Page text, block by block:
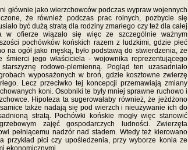
głównie jako wierzchowców podczas wypraw wojennych
że również podczas prac rolnych, pozbycie się
być dużą stratą dla rodziny zmarłego czy też dla całej
w ofierze wiązało się więc ze szczególnie ważnym
pochówków końskich razem z ludzkimi, gdzie płeć
na ogół jako męską, było podstawą do stwierdzenia, że
śmierci jego właściciela - wojownika reprezentującego
rodowo-plemienną. Pogląd ten uzasadniało
wyposażonych w broń, gdzie kosztowne zwierzę
Lecz przeciwko tej koncepcji przemawiają zmiany
koni. Osobniki te były mniej sprawne ruchowo i
Hipoteza ta sugerowałaby również, że jeżdżono
także nadają się pod wierzch i nieużywanie ich do
stratą. Pochówki końskie mogły więc stanowić
zajęć gospodarczych ludności. Zwierzęta
pełniącemu nadzór nad stadem. Wtedy też kierowano
przykład płci czy upośledzenia, przy wyborze konia ze
ekonomicznymi.